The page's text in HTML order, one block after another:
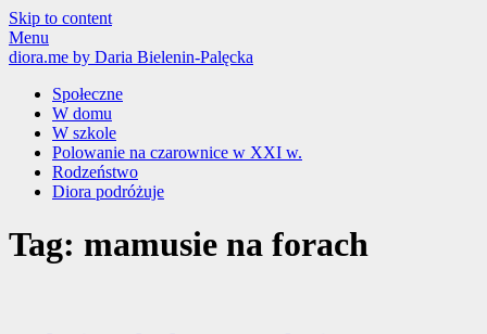
Skip to content
Menu
diora.me by Daria Bielenin-Palęcka
Społeczne
W domu
W szkole
Polowanie na czarownice w XXI w.
Rodzeństwo
Diora podróżuje
Tag: mamusie na forach